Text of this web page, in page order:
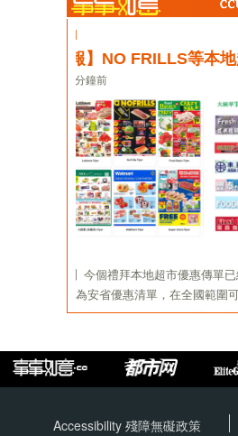
Accessibility 殘障無礙政策